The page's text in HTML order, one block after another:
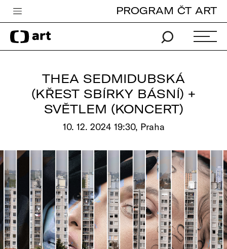
Česká televize
Zpravodajství
iVysílání
TV program
edu
Vše o ČT
PROGRAM ČT ART
THEA SEDMIDUBSKÁ
(KŘEST SBÍRKY BÁSNÍ) +
SVĚTLEM (KONCERT)
10. 12. 2024 19:30, Praha